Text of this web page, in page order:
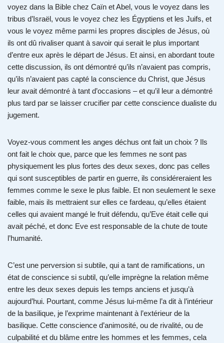
voyez dans la Bible chez Caïn et Abel, vous le voyez dans les
tribus d’Israël, vous le voyez chez les Égyptiens et les Juifs, et
vous le voyez même parmi les propres disciples de Jésus, où
ils ont dû rivaliser quant à savoir qui serait le plus important
d’entre eux après le départ de Jésus. Et ainsi, en abordant toute
cette discussion, ils ont démontré qu’ils n’avaient pas compris,
qu’ils n’avaient pas capté la conscience du Christ, que Jésus
leur avait démontré à tant d’occasions – et qu’il leur a démontré
plus tard par se laisser crucifier par cette conscience dualiste du
jugement.
Voyez-vous comment les anges déchus ont fait un choix ? Ils
ont fait le choix que, parce que les femmes ne sont pas
physiquement les plus fortes des deux sexes, donc pas celles
qui sont susceptibles de partir en guerre, ils considéreraient les
femmes comme le sexe le plus faible. Et non seulement le sexe
faible, mais ils mettraient sur elles ce fardeau, qu’elles étaient
celles qui avaient mangé le fruit défendu, qu’Eve était celle qui
avait péché, et donc Eve est responsable de la chute de toute
l’humanité.
C’est une perversion si subtile, qui a tant de ramifications, un
état de conscience si subtil, qu’elle imprègne la relation même
entre les deux sexes depuis les temps anciens et jusqu’à
aujourd’hui. Pourtant, comme Jésus lui-même l’a dit à l’intérieur
de la basilique, je l’exprime maintenant à l’extérieur de la
basilique. Cette conscience d’animosité, ou de rivalité, ou de
culpabilité et du blâme entre les hommes et les femmes, cela